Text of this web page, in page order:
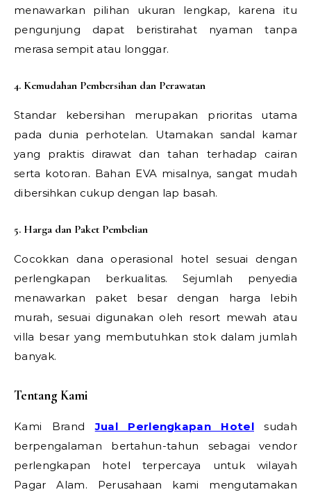
menawarkan pilihan ukuran lengkap, karena itu
pengunjung dapat beristirahat nyaman tanpa
merasa sempit atau longgar.
4. Kemudahan Pembersihan dan Perawatan
Standar kebersihan merupakan prioritas utama
pada dunia perhotelan. Utamakan sandal kamar
yang praktis dirawat dan tahan terhadap cairan
serta kotoran. Bahan EVA misalnya, sangat mudah
dibersihkan cukup dengan lap basah.
5. Harga dan Paket Pembelian
Cocokkan dana operasional hotel sesuai dengan
perlengkapan berkualitas. Sejumlah penyedia
menawarkan paket besar dengan harga lebih
murah, sesuai digunakan oleh resort mewah atau
villa besar yang membutuhkan stok dalam jumlah
banyak.
Tentang Kami
Kami BrandJual Perlengkapan Hotelsudah
berpengalaman bertahun-tahun sebagai vendor
perlengkapan hotel terpercaya untuk wilayah
Pagar Alam. Perusahaan kami mengutamakan